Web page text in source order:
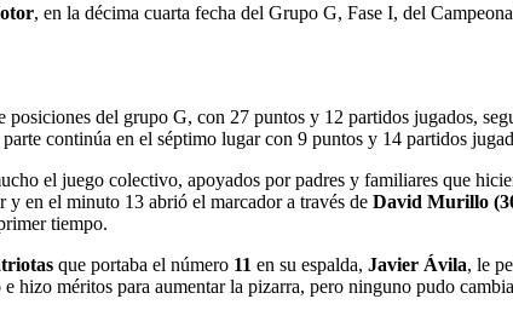
, en la décima cuarta fecha del Grupo G, Fase I, del
posiciones del grupo G, con 27 puntos y 12 partidos jugados,
continúa en el séptimo lugar con 9 puntos y 14 partidos
el juego colectivo, apoyados por padres y familiares que
y en el minuto 13 abrió el marcador a través de David Murillo
tiempo.
que portaba el número 11 en su espalda, Javier Ávila, le
hizo méritos para aumentar la pizarra, pero ninguno pudo